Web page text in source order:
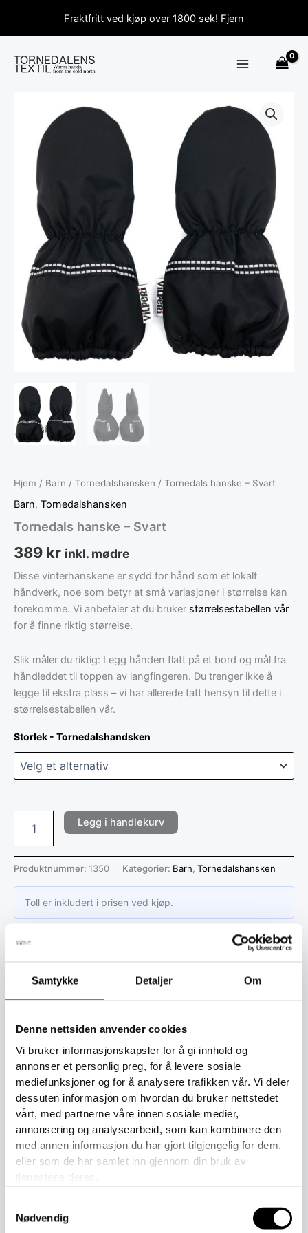
Samtykke Detaljer Om
Denne nettsiden anvender cookies
Vi bruker informasjonskapsler for å gi innhold og
annonser et personlig preg, for å levere sosiale
mediefunksjoner og for å analysere trafikken vår. Vi deler
dessuten informasjon om hvordan du bruker nettstedet
vårt, med partnerne våre innen sosiale medier,
annonsering og analysearbeid, som kan kombinere den
med annen informasjon du har gjort tilgjengelig for dem,
eller som de har samlet inn gjennom din bruk av
Nødvendig
Fraktfritt ved kjøp over 1800 sek! Fjern
til
innholdet
Hjem / Barn / Tornedalshansken / Tornedals hanske – Svart
Barn, Tornedalshansken
Tornedals hanske – Svart
389 kr inkl. mødre
Disse vinterhanskene er sydd for hånd som et lokalt
håndverk, noe som betyr at små variasjoner i størrelse kan
forekomme. Vi anbefaler at du bruker størrelsestabellen vår
for å finne riktig størrelse.
Slik måler du riktig: Legg hånden flatt på et bord og mål fra
håndleddet til toppen av langfingeren. Du trenger ikke å
legge til ekstra plass – vi har allerede tatt hensyn til dette i
størrelsestabellen vår.
Storlek - Tornedalshandsken
Legg i handlekurv
Produktnummer: 1350 Kategorier: Barn, Tornedalshansken
Toll er inkludert i prisen ved kjøp.
Tilleggsinformasjon
Denne populære vinterhansken er sydd i et slitesterkt
actionstoff av høy kvalitet som både motstår fuktighet og
beskytter mot vind. Hansken er designet for å tåle kaldt og
vått vær – perfekt for utelek og hverdagsbruk. Vær
oppmerksom på at hansken ikke er en erstatning for
vanntette galosjer for våt lek eller langvarig kontakt med
vann.
Hanskene er produsert avVilperi Tuotei Finland og har
søm.